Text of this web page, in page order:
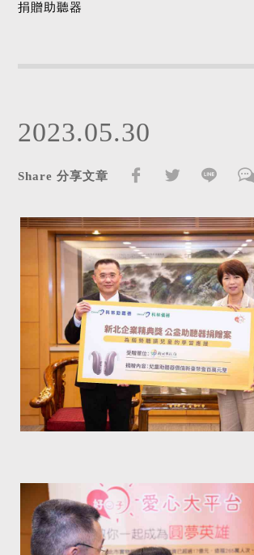
捐贈助聽器
2023.05.30
Share 分享文章